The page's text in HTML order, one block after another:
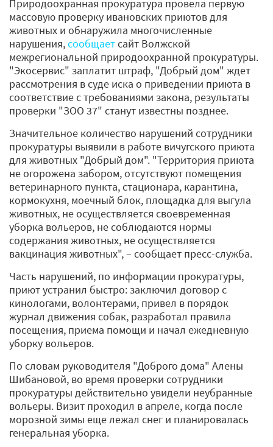
Природоохранная прокуратура провела первую
массовую проверку ивановских приютов для
животных и обнаружила многочисленные
нарушения,сообщаетсайт Волжской
межрегиональной природоохранной прокуратуры.
"Экосервис" заплатит штраф, "Добрый дом" ждет
рассмотрения в суде иска о приведении приюта в
соответствие с требованиями закона, результаты
проверки "ЗОО 37" станут известны позднее.
Значительное количество нарушений сотрудники
прокуратуры выявили в работе вичугского приюта
для животных "Добрый дом". "Территория приюта
не огорожена забором, отсутствуют помещения
ветеринарного пункта, стационара, карантина,
кормокухня, моечный блок, площадка для выгула
животных, не осуществляется своевременная
уборка вольеров, не соблюдаются нормы
содержания животных, не осуществляется
вакцинация животных", – сообщает пресс-служба.
Часть нарушений, по информации прокуратуры,
приют устранил быстро: заключил договор с
кинологами, волонтерами, привел в порядок
журнал движения собак, разработал правила
посещения, приема помощи и начал ежедневную
уборку вольеров.
По словам руководителя "Доброго дома" Алены
Шибановой, во время проверки сотрудники
прокуратуры действительно увидели неубранные
вольеры. Визит проходил в апреле, когда после
морозной зимы еще лежал снег и планировалась
генеральная уборка.